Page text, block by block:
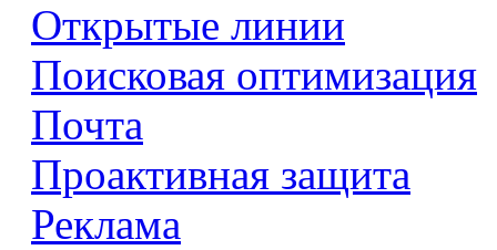
Открытые линии
Поисковая оптимизация
Почта
Проактивная защита
Реклама